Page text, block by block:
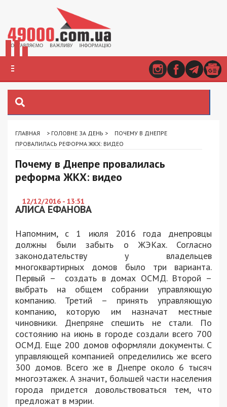
ГЛАВНАЯ > ГОЛОВНЕ ЗА ДЕНЬ >
ПОЧЕМУ В ДНЕПРЕ
ПРОВАЛИЛАСЬ РЕФОРМА ЖКХ: ВИДЕО
Почему в Днепре провалилась
реформа ЖКХ: видео
12/12/2016 - 13:51
АЛИСА ЕФАНОВА
Напомним, с 1 июля 2016 года днепровцы
должны были забыть о ЖЭКах. Согласно
законодательству у владельцев
многоквартирных домов было три варианта.
Первый – создать в домах ОСМД. Второй –
выбрать на общем собрании управляющую
компанию. Третий – принять управляющую
компанию, которую им назначат местные
чиновники. Днепряне спешить не стали. По
состоянию на июнь в городе создали всего 700
ОСМД. Еще 200 домов оформляли документы. С
управляющей компанией определились же всего
300 домов. Всего же в Днепре около 6 тысяч
многоэтажек. А значит, большей части населения
города придется довольствоваться тем, что
предложат в мэрии.